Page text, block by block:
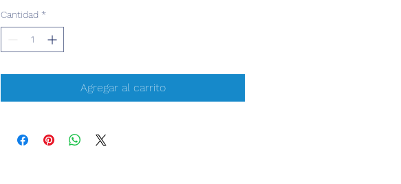
Cantidad *
Agregar al carrito